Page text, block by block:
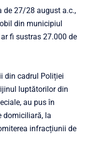
de 27/28 august a.c.,
din municipiul
fi sustras 27.000 de
din cadrul Poliției
luptătorilor din
au pus în
domiciliară, la
infracțiunii de